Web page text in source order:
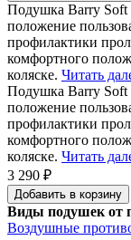
Подушка Barry Soft
положение
профилактики
комфортного
коляске. Читать
Подушка Barry Soft
положение
профилактики
комфортного
коляске. Читать
3 290 ₽
Добавить в корзину
Виды подушек от
Воздушные